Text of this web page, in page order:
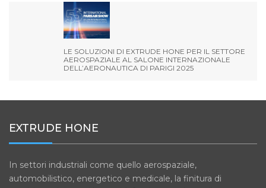
LE SOLUZIONI DI EXTRUDE HONE PER IL SETTORE
AEROSPAZIALE AL SALONE INTERNAZIONALE
DELL’AERONAUTICA DI PARIGI 2025
EXTRUDE HONE
In settori industriali come quello aerospaziale,
automobilistico, energetico e medicale, la finitura di